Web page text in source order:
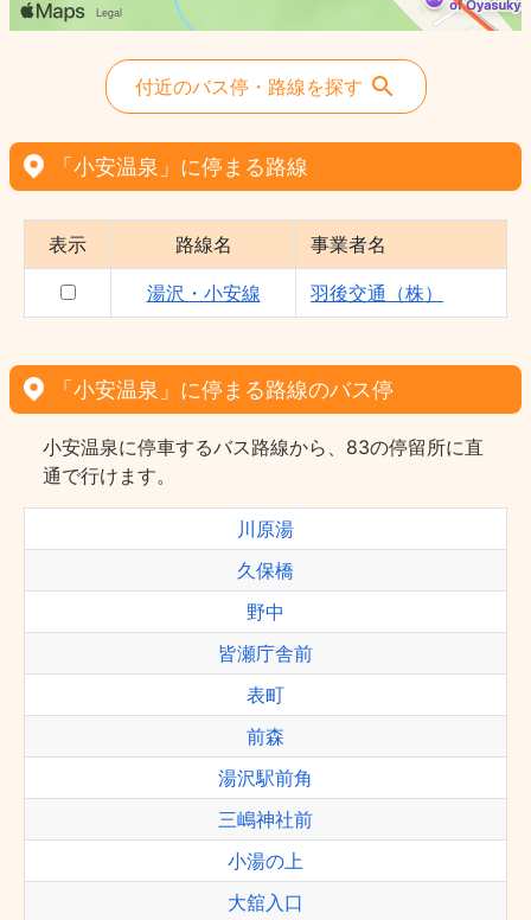
付近のバス停・路線を探す
「小安温泉」に停まる路線
表示 路線名 事業者名
湯沢・小安線 羽後交通（株）
「小安温泉」に停まる路線のバス停
小安温泉に停車するバス路線から、83の停留所に直
通で行けます。
川原湯
久保橋
野中
皆瀬庁舎前
表町
前森
湯沢駅前角
三嶋神社前
小湯の上
大舘入口